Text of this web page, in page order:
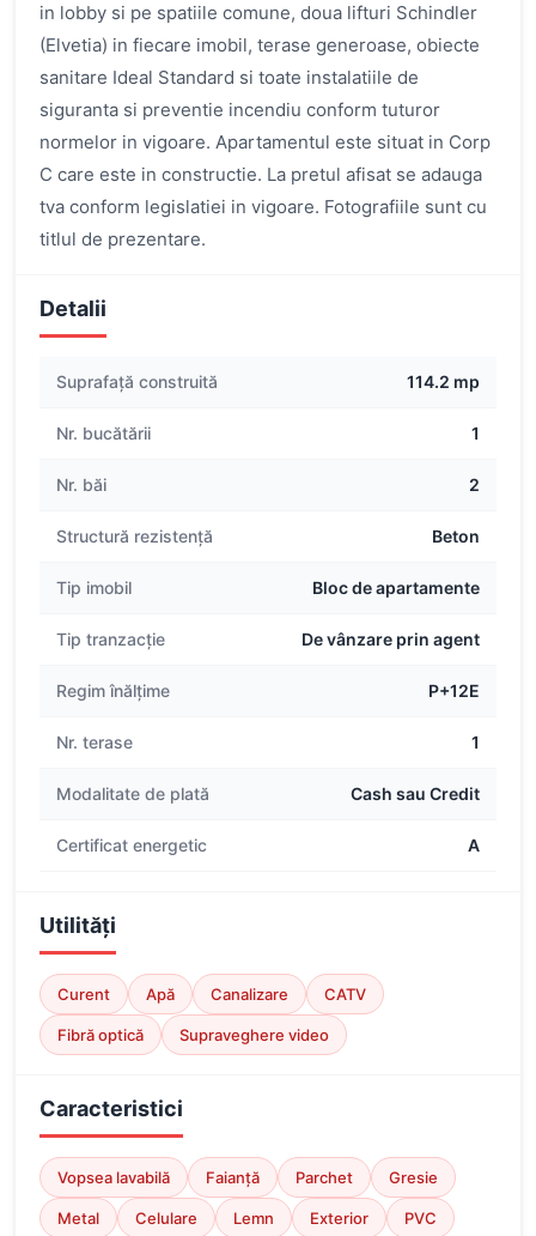
in lobby si pe spatiile comune, doua lifturi Schindler
(Elvetia) in fiecare imobil, terase generoase, obiecte
sanitare Ideal Standard si toate instalatiile de
siguranta si preventie incendiu conform tuturor
normelor in vigoare. Apartamentul este situat in Corp
C care este in constructie. La pretul afisat se adauga
tva conform legislatiei in vigoare. Fotografiile sunt cu
titlul de prezentare.
Detalii
Suprafață construită 114.2 mp
Nr. bucătării 1
Nr. băi 2
Structură rezistență Beton
Tip imobil Bloc de apartamente
Tip tranzacție De vânzare prin agent
Regim înălțime P+12E
Nr. terase 1
Modalitate de plată Cash sau Credit
Certificat energetic A
Utilități
Curent Apă Canalizare CATV
Fibră optică Supraveghere video
Caracteristici
Vopsea lavabilă Faianță Parchet Gresie
Metal Celulare Lemn Exterior PVC